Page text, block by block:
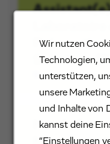
Wir nutzen
Technologien,
unterstützen,
unsere
und Inhalte von
kannst deine
“Einstellungen
Préparation
Solutions
Toulouse,
Head of